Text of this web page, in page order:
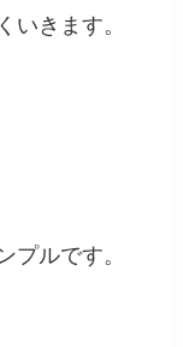
いきます。
プルです。